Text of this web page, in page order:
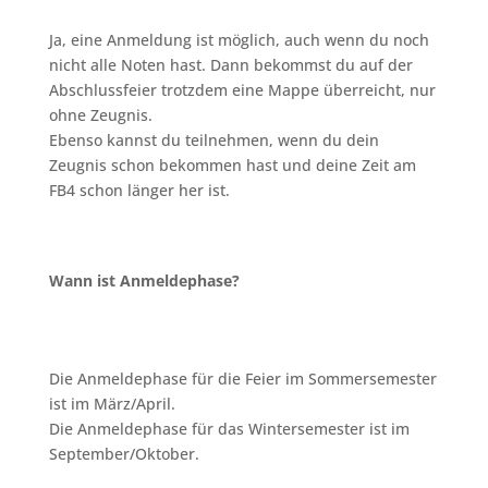
Ja, eine Anmeldung ist möglich, auch wenn du noch
nicht alle Noten hast. Dann bekommst du auf der
Abschlussfeier trotzdem eine Mappe überreicht, nur
ohne Zeugnis.
Ebenso kannst du teilnehmen, wenn du dein
Zeugnis schon bekommen hast und deine Zeit am
FB4 schon länger her ist.
Wann ist Anmeldephase?
Die Anmeldephase für die Feier im Sommersemester
ist im März/April.
Die Anmeldephase für das Wintersemester ist im
September/Oktober.